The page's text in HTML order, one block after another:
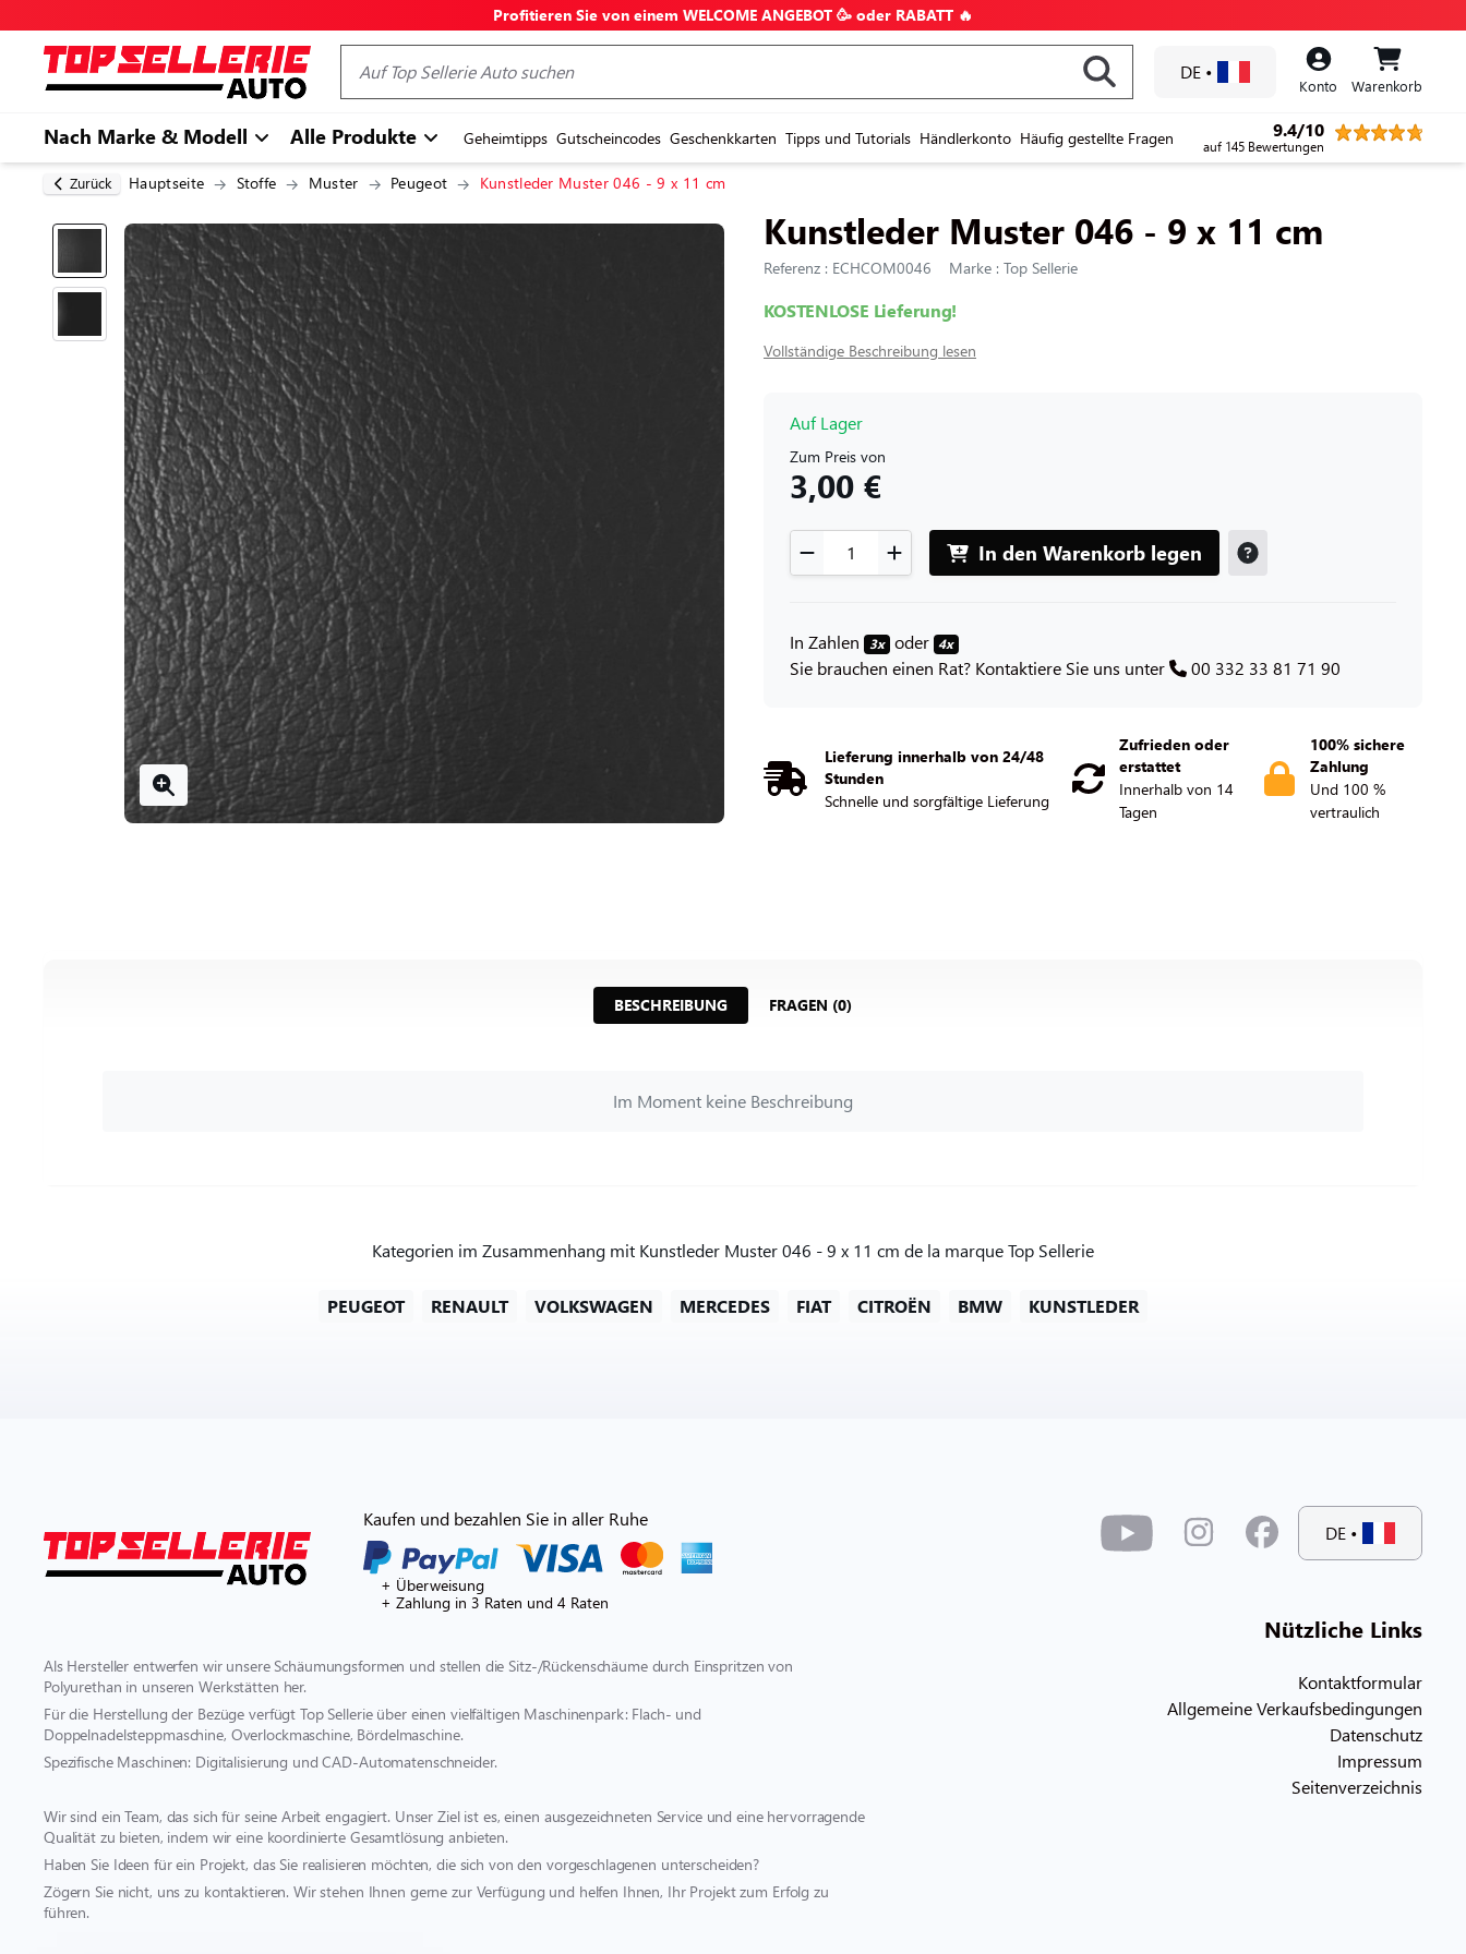
Profitieren Sie von einem WELCOME ANGEBOT 🥳 oder RABATT 🔥
DE •
Konto Warenkorb
Nach Marke & Modell Alle Produkte Geheimtipps Gutscheincodes Geschenkkarten Tipps und Tutorials Händlerkonto Häufig gestellte Fragen 9.4/10
auf 145 Bewertungen
Zurück Hauptseite Stoffe Muster Peugeot Kunstleder Muster 046 - 9 x 11 cm
Kunstleder Muster 046 - 9 x 11 cm
Referenz : ECHCOM0046 Marke : Top Sellerie
KOSTENLOSE Lieferung!
Vollständige Beschreibung lesen
Auf Lager
Zum Preis von
3,00 €
In den Warenkorb legen
In Zahlen 3x oder 4x
Sie brauchen einen Rat? Kontaktiere Sie uns unter 00 332 33 81 71 90
Lieferung innerhalb von 24/48
Stunden
Schnelle und sorgfältige Lieferung
Zufrieden oder
erstattet
Innerhalb von 14
Tagen
100% sichere
Zahlung
Und 100 %
vertraulich
BESCHREIBUNG FRAGEN (0)
Im Moment keine Beschreibung
Kategorien im Zusammenhang mit Kunstleder Muster 046 - 9 x 11 cm de la marque Top Sellerie
PEUGEOT RENAULT VOLKSWAGEN MERCEDES FIAT CITROËN BMW KUNSTLEDER
Kaufen und bezahlen Sie in aller Ruhe
+ Überweisung
+ Zahlung in 3 Raten und 4 Raten
Als Hersteller entwerfen wir unsere Schäumungsformen und stellen die Sitz-/Rückenschäume durch Einspritzen von
Polyurethan in unseren Werkstätten her.
Für die Herstellung der Bezüge verfügt Top Sellerie über einen vielfältigen Maschinenpark: Flach- und
Doppelnadelsteppmaschine, Overlockmaschine, Bördelmaschine.
Spezifische Maschinen: Digitalisierung und CAD-Automatenschneider.
Wir sind ein Team, das sich für seine Arbeit engagiert. Unser Ziel ist es, einen ausgezeichneten Service und eine hervorragende
Qualität zu bieten, indem wir eine koordinierte Gesamtlösung anbieten.
Haben Sie Ideen für ein Projekt, das Sie realisieren möchten, die sich von den vorgeschlagenen unterscheiden?
Zögern Sie nicht, uns zu kontaktieren. Wir stehen Ihnen gerne zur Verfügung und helfen Ihnen, Ihr Projekt zum Erfolg zu
führen.
DE •
Nützliche Links
Kontaktformular
Allgemeine Verkaufsbedingungen
Datenschutz
Impressum
Seitenverzeichnis